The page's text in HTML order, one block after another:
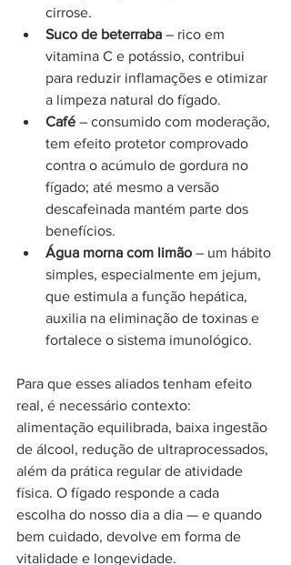
cirrose.
Suco de beterraba – rico em
vitamina C e potássio, contribui
para reduzir inflamações e otimizar
a limpeza natural do fígado.
Café – consumido com moderação,
tem efeito protetor comprovado
contra o acúmulo de gordura no
fígado; até mesmo a versão
descafeinada mantém parte dos
benefícios.
Água morna com limão – um hábito
simples, especialmente em jejum,
que estimula a função hepática,
auxilia na eliminação de toxinas e
fortalece o sistema imunológico.
Para que esses aliados tenham efeito
real, é necessário contexto:
alimentação equilibrada, baixa ingestão
de álcool, redução de ultraprocessados,
além da prática regular de atividade
física. O fígado responde a cada
escolha do nosso dia a dia — e quando
bem cuidado, devolve em forma de
vitalidade e longevidade.